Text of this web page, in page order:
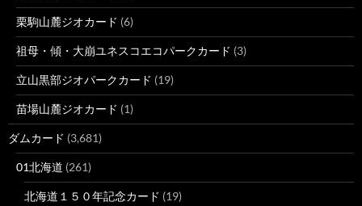
栗駒山麓ジオカード (6)
祖母・傾・大崩ユネスコエコパークカード (3)
立山黒部ジオパークカード (19)
苗場山麓ジオカード (1)
ダムカード (3,681)
01北海道 (261)
北海道１５０年記念カード (19)